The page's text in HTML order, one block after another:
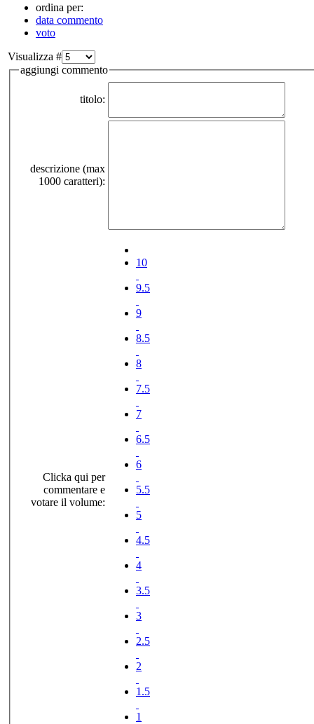
ordina per:
data commento
voto
Visualizza #
aggiungi commento
titolo:
descrizione (max
1000 caratteri):
Clicka qui per
commentare e
votare il volume:
10
9.5
9
8.5
8
7.5
7
6.5
6
5.5
5
4.5
4
3.5
3
2.5
2
1.5
1